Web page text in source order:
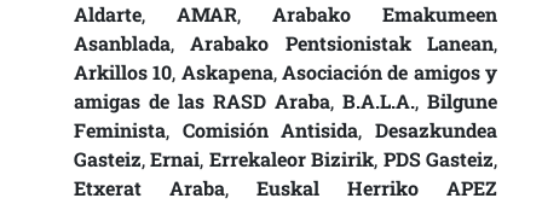
Aldarte, AMAR,Arabako Emakumeen
Asanblada,Arabako Pentsionistak Lanean,
Arkillos 10, Askapena,Asociación de amigos y
amigas de las RASD Araba,B.A.L.A.,Bilgune
Feminista, Comisión Antisida,Desazkundea
Gasteiz,Ernai, Errekaleor Bizirik, PDS Gasteiz,
Etxerat Araba,Euskal Herriko APEZ